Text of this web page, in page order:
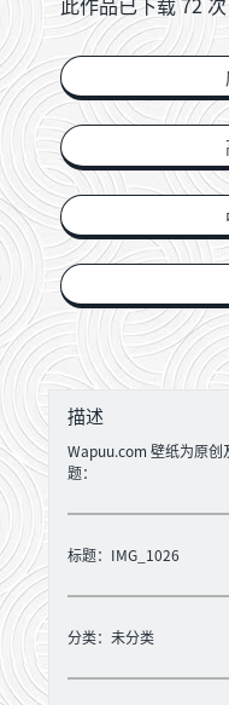
描述
Wapuu.com 壁纸为原创
题：
标题：IMG_1026
分类： 未分类